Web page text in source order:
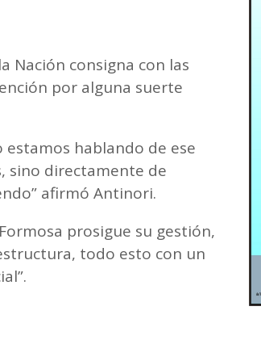
Nación consigna con las
por alguna suerte
estamos hablando de ese
sino directamente de
afirmó Antinori.
prosigue su gestión,
todo esto con un